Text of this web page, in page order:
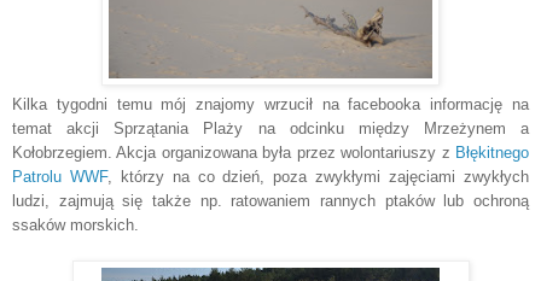
Kilka tygodni temu mój znajomy wrzucił na facebooka informację na
temat akcji Sprzątania Plaży na odcinku między Mrzeżynem a
Kołobrzegiem. Akcja organizowana była przez wolontariuszy z Błękitnego
Patrolu WWF, którzy na co dzień, poza zwykłymi zajęciami zwykłych
ludzi, zajmują się także np. ratowaniem rannych ptaków lub ochroną
ssaków morskich.